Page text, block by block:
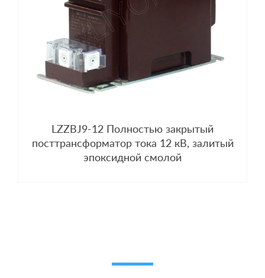
LZZBJ9-12 Полностью закрытый
посттрансформатор тока 12 кВ, залитый
эпоксидной смолой